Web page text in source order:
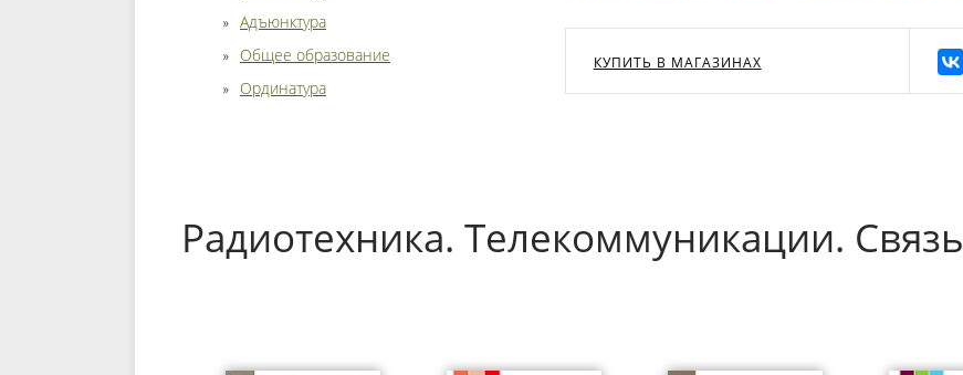
Адъюнктура
Общее образование
Ординатура
КУПИТЬ В МАГАЗИНАХ
Радиотехника. Телекоммуникации. Связь